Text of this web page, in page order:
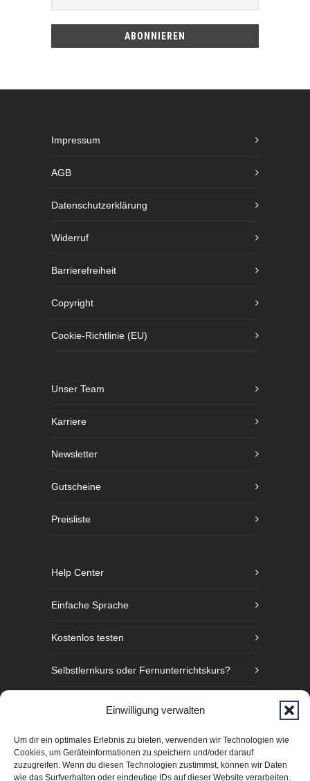
Einwilligung verwalten
Um dir ein optimales Erlebnis zu bieten, verwenden wir Technologien wie
Cookies, um Geräteinformationen zu speichern und/oder darauf
zuzugreifen. Wenn du diesen Technologien zustimmst, können wir Daten
wie das Surfverhalten oder eindeutige IDs auf dieser Website verarbeiten.
Impressum
AGB
Datenschutzerklärung
Widerruf
Barrierefreiheit
Copyright
Cookie-Richtlinie (EU)
Unser Team
Karriere
Newsletter
Gutscheine
Preisliste
Help Center
Einfache Sprache
Kostenlos testen
Selbstlernkurs oder Fernunterrichtskurs?
Fünf Gründe Gebärdensprache zu lernen